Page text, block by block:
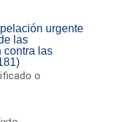
urgente
las
contra las
o